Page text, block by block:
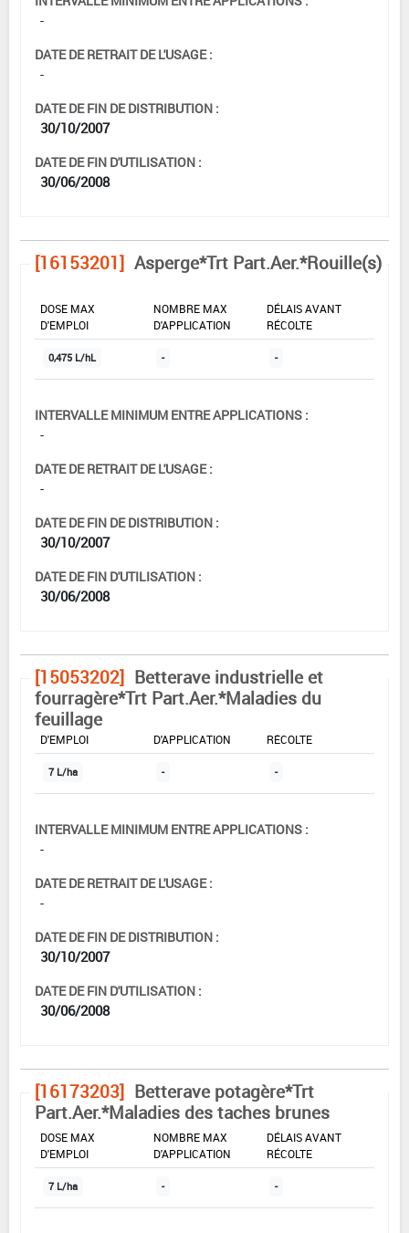
-
DATE DE RETRAIT DE L'USAGE :
-
DATE DE FIN DE DISTRIBUTION :
30/10/2007
DATE DE FIN D'UTILISATION :
30/06/2008
[16153201] Asperge*Trt Part.Aer.*Rouille(s)
DOSE MAX
D'EMPLOI
NOMBRE MAX
D'APPLICATION
DÉLAIS AVANT
RÉCOLTE
0,475 L/hL - -
INTERVALLE MINIMUM ENTRE APPLICATIONS :
-
DATE DE RETRAIT DE L'USAGE :
-
DATE DE FIN DE DISTRIBUTION :
30/10/2007
DATE DE FIN D'UTILISATION :
30/06/2008
[15053202] Betterave industrielle et
fourragère*Trt Part.Aer.*Maladies du
feuillage
DOSE MAX
D'EMPLOI
D'APPLICATION
RÉCOLTE
7 L/ha - -
INTERVALLE MINIMUM ENTRE APPLICATIONS :
-
DATE DE RETRAIT DE L'USAGE :
-
DATE DE FIN DE DISTRIBUTION :
30/10/2007
DATE DE FIN D'UTILISATION :
30/06/2008
[16173203] Betterave potagère*Trt
Part.Aer.*Maladies des taches brunes
DOSE MAX
D'EMPLOI
NOMBRE MAX
D'APPLICATION
DÉLAIS AVANT
RÉCOLTE
7 L/ha - -